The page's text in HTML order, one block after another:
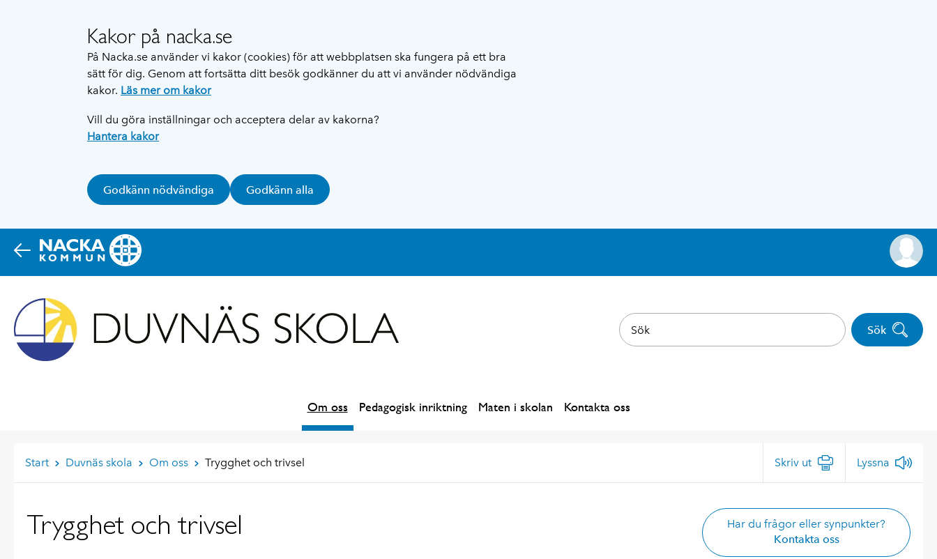
Kakor på nacka.se
På Nacka.se använder vi kakor (cookies) för att webbplatsen ska fungera på ett bra
sätt för dig. Genom att fortsätta ditt besök godkänner du att vi använder nödvändiga
kakor. Läs mer om kakor
Vill du göra inställningar och acceptera delar av kakorna?
Hantera kakor
Godkänn nödvändiga Godkänn alla
Sök
Om oss Pedagogisk inriktning Maten i skolan Kontakta oss
Start Duvnäs skola Om oss Trygghet och trivsel Skriv ut Lyssna
Trygghet och trivsel
Har du frågor eller synpunkter?
Kontakta oss